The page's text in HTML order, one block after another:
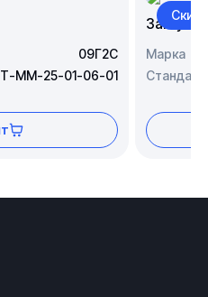
09Г2С
Т-ММ-25-01-06-01
Марка
Стандарт